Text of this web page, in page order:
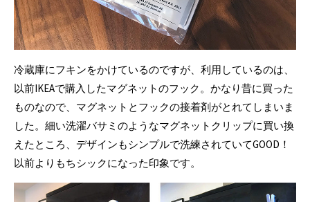
冷蔵庫にフキンをかけているのですが、利用しているのは、
以前IKEAで購入したマグネットのフック。かなり昔に買った
ものなので、マグネットとフックの接着剤がとれてしまいま
した。細い洗濯バサミのようなマグネットクリップに買い換
えたところ、デザインもシンプルで洗練されていてGOOD！
以前よりもちシックになった印象です。